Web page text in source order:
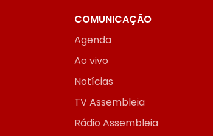
COMUNICAÇÃO
Agenda
Ao vivo
Notícias
TV Assembleia
Rádio Assembleia